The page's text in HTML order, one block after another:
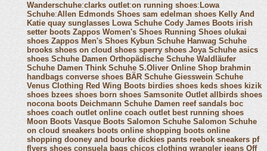
Wanderschuhe:clarks outlet:on running shoes: Lowa
Schuhe:Allen Edmonds Shoes sam edelman shoes Kelly And
Katie quay sunglasses Lowa Schuhe Cody James Boots irish
setter boots Zappos Women's Shoes Running Shoes olukai
shoes Zappos Men's Shoes Kybun Schuhe Hanwag Schuhe
brooks shoes on cloud shoes sperry shoes Joya Schuhe asics
shoes Schuhe Damen Orthopädische Schuhe Waldläufer
Schuhe Damen Think Schuhe S.Oliver Online Shop brahmin
handbags converse shoes BÄR Schuhe Giesswein Schuhe
Venus Clothing Red Wing Boots birdies shoes keds shoes kizik
shoes bzees shoes born shoes Samsonite Outlet allbirds shoes
nocona boots Deichmann Schuhe Damen reef sandals boc
shoes coach outlet online coach outlet best running shoes
Moon Boots Vasque Boots Salomon Schuhe Salomon Schuhe
on cloud sneakers boots online shopping boots online
shopping dooney and bourke dickies pants reebok sneakers pf
flyers shoes consuela bags chicos clothing wrangler jeans Off